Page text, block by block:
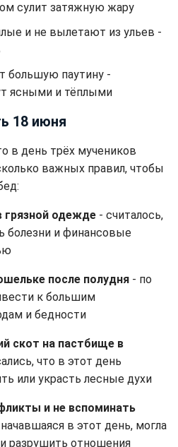
сулит затяжную жару
и не вылетают из ульев -
большую паутину -
ясными и тёплыми
18 июня
в день трёх мучеников
важных правил, чтобы
грязной одежде - считалось,
болезни и финансовые
после полудня - по
к большим
и бедности
скот на пастбище в
что в этот день
или украсть лесные духи
и не вспоминать
в этот день, могла
разрушить отношения